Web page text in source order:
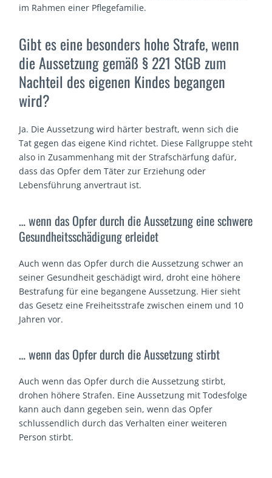
im Rahmen einer Pflegefamilie.
Gibt es eine besonders hohe Strafe, wenn
die Aussetzung gemäß § 221 StGB zum
Nachteil des eigenen Kindes begangen
wird?
Ja. Die Aussetzung wird härter bestraft, wenn sich die
Tat gegen das eigene Kind richtet. Diese Fallgruppe steht
also in Zusammenhang mit der Strafschärfung dafür,
dass das Opfer dem Täter zur Erziehung oder
Lebensführung anvertraut ist.
… wenn das Opfer durch die Aussetzung eine schwere
Gesundheitsschädigung erleidet
Auch wenn das Opfer durch die Aussetzung schwer an
seiner Gesundheit geschädigt wird, droht eine höhere
Bestrafung für eine begangene Aussetzung. Hier sieht
das Gesetz eine Freiheitsstrafe zwischen einem und 10
Jahren vor.
… wenn das Opfer durch die Aussetzung stirbt
Auch wenn das Opfer durch die Aussetzung stirbt,
drohen höhere Strafen. Eine Aussetzung mit Todesfolge
kann auch dann gegeben sein, wenn das Opfer
schlussendlich durch das Verhalten einer weiteren
Person stirbt.